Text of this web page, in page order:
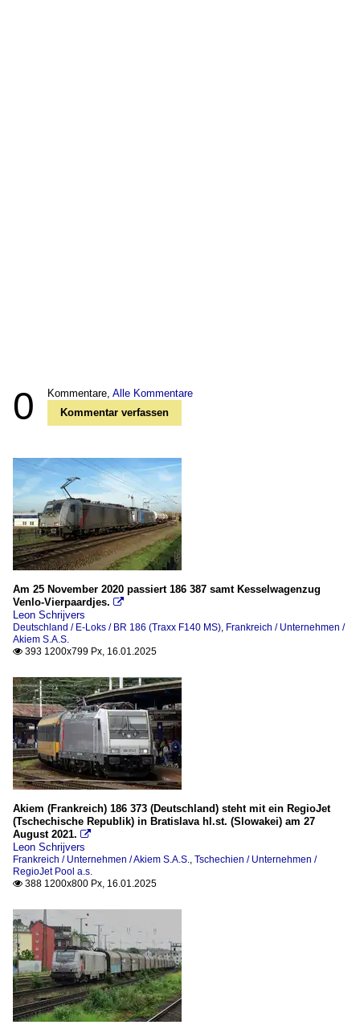
0 Kommentare, Alle Kommentare
Kommentar verfassen
Am 25 November 2020 passiert 186 387 samt Kesselwagenzug
Venlo-Vierpaardjes. 
Leon Schrijvers
Deutschland / E-Loks / BR 186 (Traxx F140 MS), Frankreich / Unternehmen /
Akiem S.A.S.
 393 1200x799 Px, 16.01.2025
Akiem (Frankreich) 186 373 (Deutschland) steht mit ein RegioJet
(Tschechische Republik) in Bratislava hl.st. (Slowakei) am 27
August 2021. 
Leon Schrijvers
Frankreich / Unternehmen / Akiem S.A.S., Tschechien / Unternehmen /
RegioJet Pool a.s.
 388 1200x800 Px, 16.01.2025